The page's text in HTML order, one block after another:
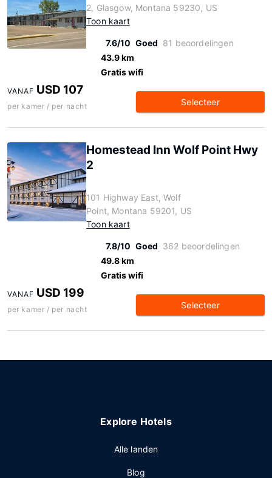
2, Glasgow, Montana 59230, US
Toon kaart
7.6/10 Goed 81 beoordelingen
43.9 km
Gratis wifi
VANAF USD 107
per kamer / per nacht Selecteer
Homestead Inn Wolf Point Hwy
2
101 Highway East, Wolf
Point, Montana 59201, US
Toon kaart
7.8/10 Goed 362 beoordelingen
49.8 km
Gratis wifi
VANAF USD 199
per kamer / per nacht Selecteer
Explore Hotels
Alle landen
Blog